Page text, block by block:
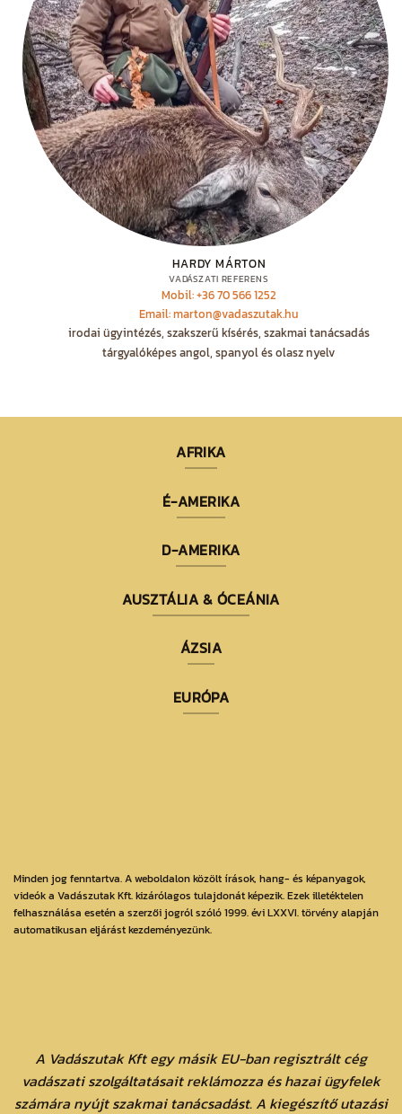
HARDY MÁRTON
VADÁSZATI REFERENS
Mobil: +36 70 566 1252
Email: marton@vadaszutak.hu
irodai ügyintézés, szakszerű kísérés, szakmai tanácsadás
tárgyalóképes angol, spanyol és olasz nyelv
AFRIKA
É-AMERIKA
D-AMERIKA
AUSZTÁLIA & ÓCEÁNIA
ÁZSIA
EURÓPA
Minden jog fenntartva. A weboldalon közölt írások, hang- és képanyagok,
videók a Vadászutak Kft. kizárólagos tulajdonát képezik. Ezek illetéktelen
felhasználása esetén a szerzői jogról szóló 1999. évi LXXVI. törvény alapján
automatikusan eljárást kezdeményezünk.
A Vadászutak Kft egy másik EU-ban regisztrált cég
vadászati szolgáltatásait reklámozza és hazai ügyfelek
számára nyújt szakmai tanácsadást. A kiegészítő utazási